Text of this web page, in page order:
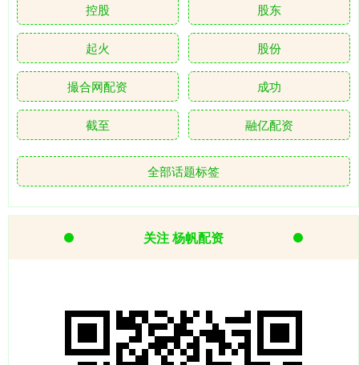
控股 股东
起火 股份
撮合网配资 成功
截至 融亿配资
全部话题标签
关注 杨帆配资